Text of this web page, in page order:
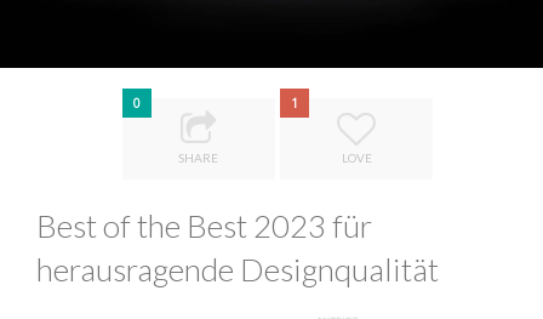
0
SHARE
1
LOVE
Best of the Best 2023 für
herausragende Designqualität